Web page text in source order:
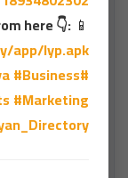
📱
here 👇:
app/lyp.apk
#Libya_Business_Directory
#Business
#Marketing
اترك تقييمك
المسيئة)
أسمك